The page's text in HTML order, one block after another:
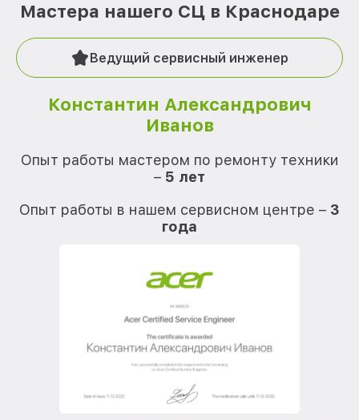
Мастера нашего СЦ в Краснодаре
Ведущий сервисный инженер
Константин Александрович
Иванов
Опыт работы мастером по ремонту техники
– 5 лет
Опыт работы в нашем сервисном центре – 3
года